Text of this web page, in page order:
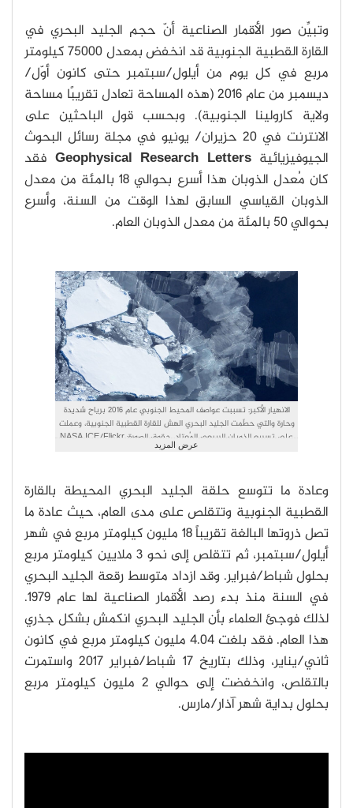
وتبيِّن صور الأقمار الصناعية أنّ حجم الجليد البحري في
القارة القطبية الجنوبية قد انخفض بمعدل 75000 كيلومتر
مربع في كل يوم من أيلول/سبتمبر حتى كانون أوّل/
ديسمبر من عام 2016 (هذه المساحة تعادل تقريبًا مساحة
ولاية كارولينا الجنوبية). وبحسب قول الباحثين على
الانترنت في 20 حزيران/ يونيو في مجلة رسائل البحوث
الجيوفيزيائيةGeophysical Research Letters فقد
كان مُعدل الذوبان هذا أسرع بحوالي 18 بالمئة من معدل
الذوبان القياسي السابق لهذا الوقت من السنة، وأسرع
بحوالي 50 بالمئة من معدل الذوبان العام.
الانهيار الأكبر: تسببت عواصف المحيط الجنوبي عام 2016 برياح شديدة
وحارة والتي حطّمت الجليد البحري الهش للقارة القطبية الجنوبية، وعملت
على تسريع الذوبان الربيعي المُعتاد. حقوق الصورة: NASA ICE/Flickr
(CC BY 2.0)
عرض المزيد
وعادة ما تتوسع حلقة الجليد البحري المحيطة بالقارة
القطبية الجنوبية وتتقلص على مدى العام، حيث عادة ما
تصل ذروتها البالغة تقريباً 18 مليون كيلومتر مربع في شهر
أيلول/سبتمبر، ثم تتقلص إلى نحو 3 ملايين كيلومتر مربع
بحلول شباط/فبراير. وقد ازداد متوسط رقعة الجليد البحري
في السنة منذ بدء رصد الأقمار الصناعية لها عام 1979.
لذلك فوجئ العلماء بأن الجليد البحري انكمش بشكل جذري
هذا العام. فقد بلغت 4.04 مليون كيلومتر مربع في كانون
ثاني/يناير، وذلك بتاريخ 17 شباط/فبراير 2017 واستمرت
بالتقلص، وانخفضت إلى حوالي 2 مليون كيلومتر مربع
بحلول بداية شهر آذار/مارس.